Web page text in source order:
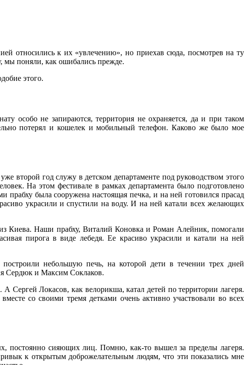
относились к их «увлечению», но приехав сюда, посмотрев на ту
мы поняли, как ошибались прежде.
этого.
особо не запираются, территория не охраняется, да и при таком
потерял и кошелек и мобильный телефон. Каково же было мое
второй год служу в детском департаменте под руководством этого
На этом фестивале в рамках департамента было подготовлено
была сооружена настоящая печка, и на ней готовился прасад
украсили и спустили на воду. И на ней катали всех желающих
Киева. Наши прабху, Виталий Коновка и Роман Алейник, помогали
пирога в виде лебедя. Ее красиво украсили и катали на ней
небольшую печь, на которой дети в течении трех дней
Сердюк и Максим Соклаков.
Сергей Локасов, как велорикша, катал детей по территории лагеря.
со своими тремя детками очень активно участвовали во всех
постоянно сияющих лиц. Помню, как-то вышел за пределы лагеря.
к открытым доброжелательным людям, что эти показались мне